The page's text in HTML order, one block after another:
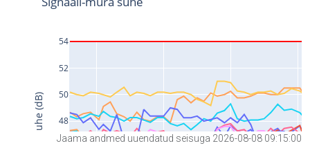
Jaama andmed uuendatud seisuga 2026-08-08 09:15:00